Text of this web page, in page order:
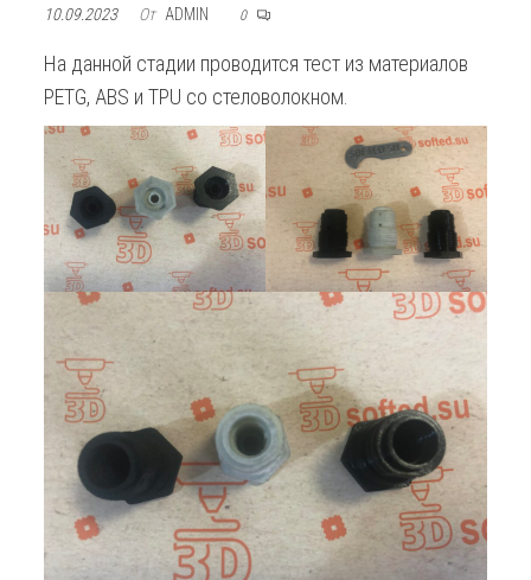
10.09.2023 От ADMIN 0
На данной стадии проводится тест из материалов
PETG, ABS и TPU со стеловолокном.